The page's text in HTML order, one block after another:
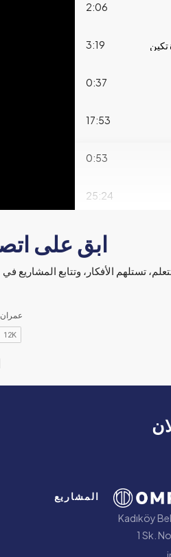
2:06
3:19
0:37
17:53
0:53
25:24
20:18
0:33
ابق على
تستلهم الأفكار، وتتابع
Kadıköy
1 Sk.
المشاريع